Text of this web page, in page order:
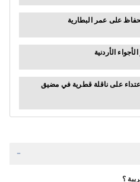
على عمر البطارية
الأردنية
على ناقلة قطرية في مضيق
؟